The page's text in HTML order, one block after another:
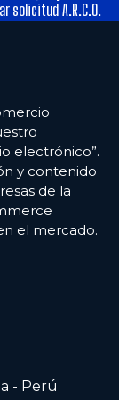
solicitud A.R.C.O.
electrónico”.
y contenido
de la
el mercado.
- Perú